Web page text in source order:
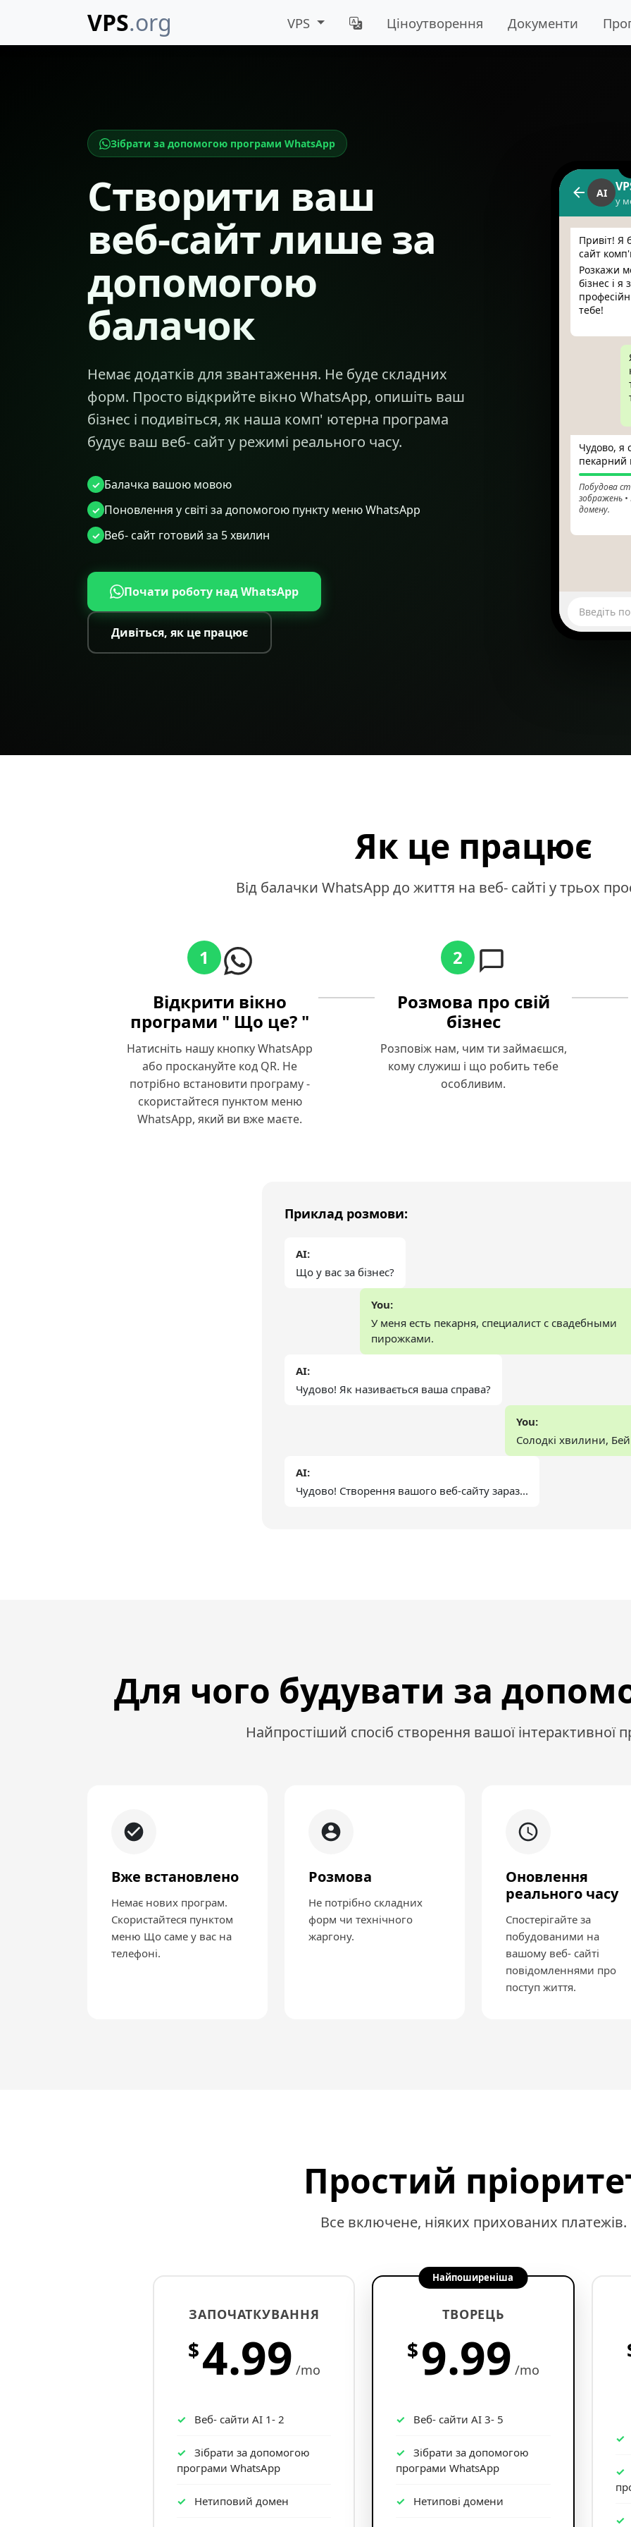
VPS.org VPS Ціноутворення Документи
Зібрати за допомогою програми WhatsApp
Створити ваш
веб-сайт лише за
допомогою
балачок
Немає додатків для звантаження. Не буде складних
форм. Просто відкрийте вікно WhatsApp, опишіть ваш
бізнес і подивіться, як наша комп' ютерна програма
будує ваш веб- сайт у режимі реального часу.
Балачка вашою мовою
Поновлення у світі за допомогою пункту меню WhatsApp
Веб- сайт готовий за 5 хвилин
Почати роботу над WhatsApp
Дивіться, як це працює
AI
у
Привіт! Я
сайт
Розкажи
бізнес і я
тебе!
Чудово, я
пекарний
Побудова
зображень
домену.
Введіть
Як це працює
Від балачки WhatsApp до життя на веб- сайті у трьох
1
Відкрити вікно
програми " Що це? "
Натисніть нашу кнопку WhatsApp
або проскануйте код QR. Не
потрібно встановити програму -
скористайтеся пунктом меню
WhatsApp, який ви вже маєте.
2
Розмова про свій
бізнес
Розповіж нам, чим ти займаєшся,
кому служиш і що робить тебе
особливим.
Приклад розмови:
AI:
Що у вас за бізнес?
You:
У меня есть пекарня, специалист с свадебными
пирожками.
AI:
Чудово! Як називається ваша справа?
You:
Солодкі хвилини,
AI:
Чудово! Створення вашого веб-сайту зараз...
Для чого будувати за
Найпростіший спосіб створення вашої інтерактивної
Вже встановлено
Немає нових програм.
Скористайтеся пунктом
меню Що саме у вас на
телефоні.
Розмова
Не потрібно складних
форм чи технічного
жаргону.
Оновлення
реального часу
Спостерігайте за
побудованими на
вашому веб- сайті
повідомленнями про
поступ життя.
Простий
Все включене, ніяких прихованих платежів.
ЗАПОЧАТКУВАННЯ
$4.99 /mo
Веб- сайти AI 1- 2
Зібрати за допомогою
програми WhatsApp
Нетиповий домен
Найпоширеніша
ТВОРЕЦЬ
$9.99 /mo
Веб- сайти AI 3- 5
Зібрати за допомогою
програми WhatsApp
Нетипові домени